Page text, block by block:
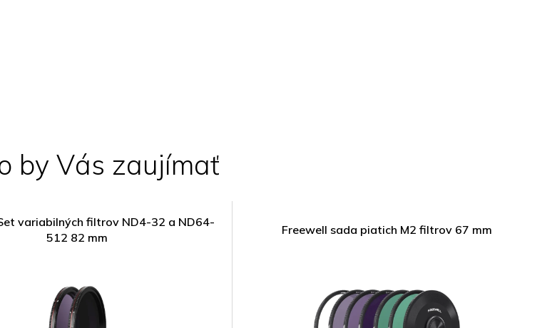
by Vás zaujímať
variabilných filtrov ND4-32 a ND64-
512 82 mm
Freewell sada piatich M2 filtrov 67 mm